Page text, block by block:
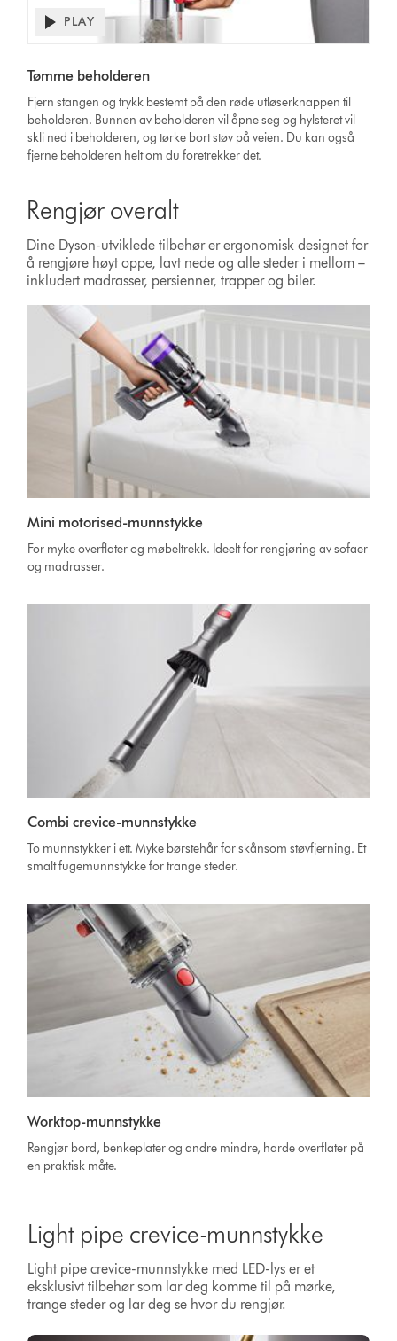
PLAY
Tømme beholderen
Fjern stangen og trykk bestemt på den røde utløserknappen til
beholderen. Bunnen av beholderen vil åpne seg og hylsteret vil
skli ned i beholderen, og tørke bort støv på veien. Du kan også
fjerne beholderen helt om du foretrekker det.
Rengjør overalt
Dine Dyson-utviklede tilbehør er ergonomisk designet for
å rengjøre høyt oppe, lavt nede og alle steder i mellom –
inkludert madrasser, persienner, trapper og biler.
Mini motorised-munnstykke
For myke overflater og møbeltrekk. Ideelt for rengjøring av sofaer
og madrasser.
Combi crevice-munnstykke
To munnstykker i ett. Myke børstehår for skånsom støvfjerning. Et
smalt fugemunnstykke for trange steder.
Worktop-munnstykke
Rengjør bord, benkeplater og andre mindre, harde overflater på
en praktisk måte.
Light pipe crevice-munnstykke
Light pipe crevice-munnstykke med LED-lys er et
eksklusivt tilbehør som lar deg komme til på mørke,
trange steder og lar deg se hvor du rengjør.